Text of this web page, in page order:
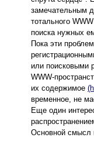
замечательным
тотального
поиска нужных
Пока эти
или поисковыми
WWW-
их содержимое
временное, не
Еще один
Основной смысл